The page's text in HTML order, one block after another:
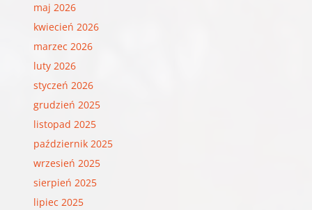
maj 2026
kwiecień 2026
marzec 2026
luty 2026
styczeń 2026
grudzień 2025
listopad 2025
październik 2025
wrzesień 2025
sierpień 2025
lipiec 2025